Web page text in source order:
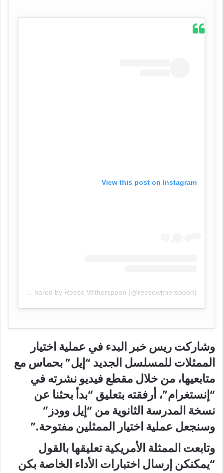
View this post on Instagram
وشاركت ريس خبر البدء في عملية اختيار
الممثلات للمسلسل الجديد “إيل” بحماس مع
متابعيها، من خلال مقطع فيديو نشرته في
“إنستغرام”، أرفقته بتعليق “بدأ بحثنا عن
نسخة المدرسة الثانوية من “إيل وودز”
وسنجعل عملية اختيار الممثلين مفتوحة.”
وتابعت الممثلة الأمريكية تعليقها بالقول
“يمكنكن إرسال اختبارات الأداء الخاصة بكن